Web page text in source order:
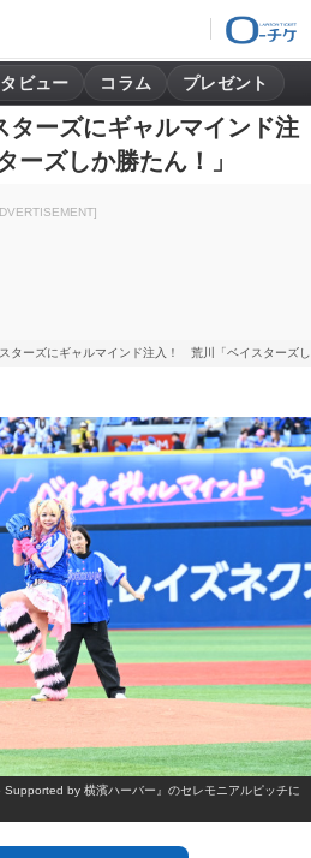
ビュー コラム プレゼント
ターズにギャルマインド注
ズしか勝たん！」
ターズにギャルマインド注入！ 荒川「ベイスターズ
by 横濱ハーバー』のセレモニアルピッチに